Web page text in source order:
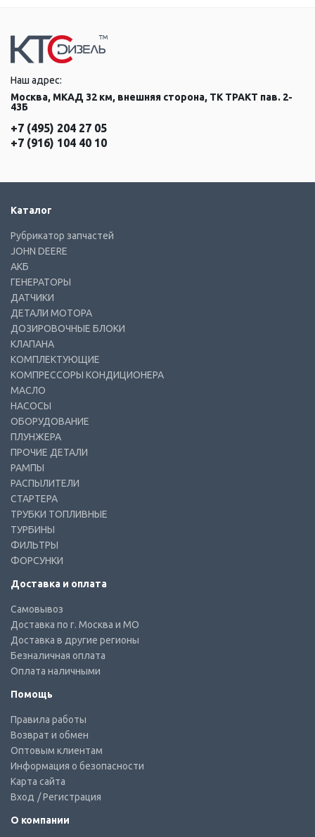
Наш адрес:
Москва, МКАД 32 км, внешняя сторона, ТК ТРАКТ пав. 2-
43Б
+7 (495) 204 27 05
+7 (916) 104 40 10
Каталог
Рубрикатор запчастей
JOHN DEERE
АКБ
ГЕНЕРАТОРЫ
ДАТЧИКИ
ДЕТАЛИ МОТОРА
ДОЗИРОВОЧНЫЕ БЛОКИ
КЛАПАНА
КОМПЛЕКТУЮЩИЕ
КОМПРЕССОРЫ КОНДИЦИОНЕРА
МАСЛО
НАСОСЫ
ОБОРУДОВАНИЕ
ПЛУНЖЕРА
ПРОЧИЕ ДЕТАЛИ
РАМПЫ
РАСПЫЛИТЕЛИ
СТАРТЕРА
ТРУБКИ ТОПЛИВНЫЕ
ТУРБИНЫ
ФИЛЬТРЫ
ФОРСУНКИ
Доставка и оплата
Самовывоз
Доставка по г. Москва и МО
Доставка в другие регионы
Безналичная оплата
Оплата наличными
Помощь
Правила работы
Возврат и обмен
Оптовым клиентам
Информация о безопасности
Карта сайта
Вход / Регистрация
О компании